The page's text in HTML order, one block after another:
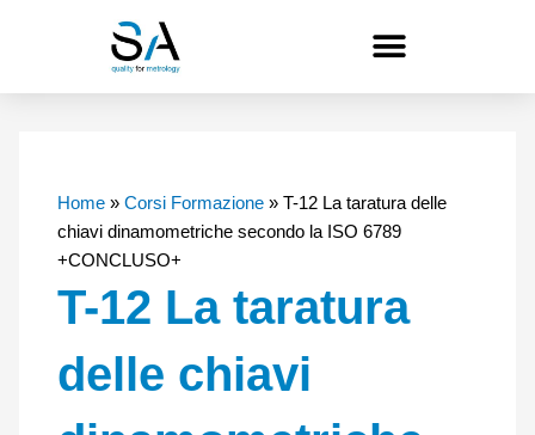
Home» Corsi Formazione» T-12 La taratura delle
chiavi dinamometriche secondo la ISO 6789
+CONCLUSO+
T-12 La taratura
delle chiavi